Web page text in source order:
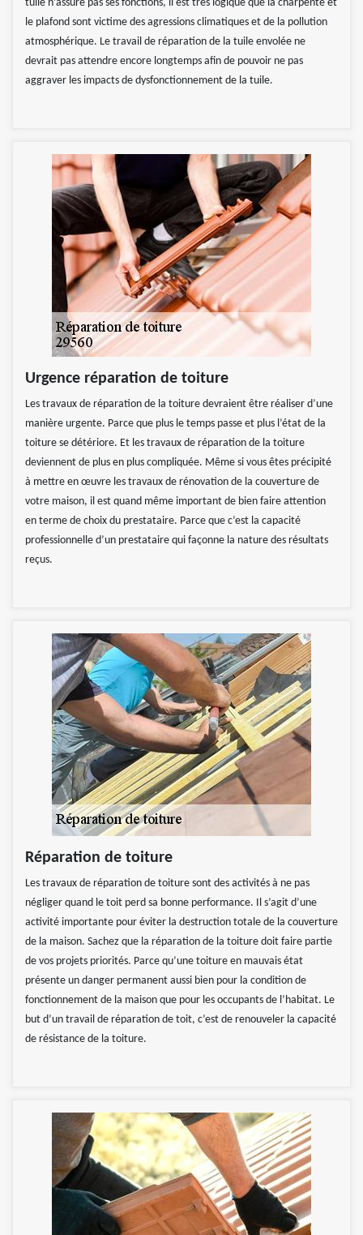
tuile n’assure pas ses fonctions, il est très logique que la charpente et
le plafond sont victime des agressions climatiques et de la pollution
atmosphérique. Le travail de réparation de la tuile envolée ne
devrait pas attendre encore longtemps afin de pouvoir ne pas
aggraver les impacts de dysfonctionnement de la tuile.
Urgence réparation de toiture
Les travaux de réparation de la toiture devraient être réaliser d’une
manière urgente. Parce que plus le temps passe et plus l’état de la
toiture se détériore. Et les travaux de réparation de la toiture
deviennent de plus en plus compliquée. Même si vous êtes précipité
à mettre en œuvre les travaux de rénovation de la couverture de
votre maison, il est quand même important de bien faire attention
en terme de choix du prestataire. Parce que c’est la capacité
professionnelle d’un prestataire qui façonne la nature des résultats
reçus.
Réparation de toiture
Les travaux de réparation de toiture sont des activités à ne pas
négliger quand le toit perd sa bonne performance. Il s’agit d’une
activité importante pour éviter la destruction totale de la couverture
de la maison. Sachez que la réparation de la toiture doit faire partie
de vos projets priorités. Parce qu’une toiture en mauvais état
présente un danger permanent aussi bien pour la condition de
fonctionnement de la maison que pour les occupants de l’habitat. Le
but d’un travail de réparation de toit, c’est de renouveler la capacité
de résistance de la toiture.